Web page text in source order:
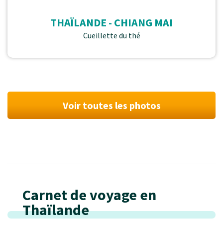
THAÏLANDE - CHIANG MAI
Cueillette du thé
Voir toutes les photos
Carnet de voyage en
Thaïlande